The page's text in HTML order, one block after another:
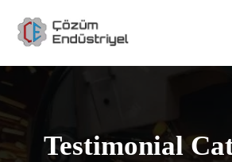
Testimonial